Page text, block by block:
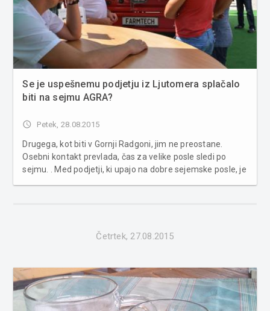
Se je uspešnemu podjetju iz Ljutomera splačalo
biti na sejmu AGRA?
access_time Petek, 28.08.2015
Drugega, kot biti v Gornji Radgoni, jim ne preostane.
Osebni kontakt prevlada, čas za velike posle sledi po
sejmu. . Med podjetji, ki upajo na dobre sejemske posle, je
Četrtek, 27.08.2015